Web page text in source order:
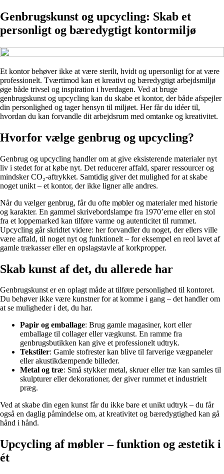
Genbrugskunst og upcycling: Skab et
personligt og bæredygtigt kontormiljø
Et kontor behøver ikke at være sterilt, hvidt og upersonligt for at være
professionelt. Tværtimod kan et kreativt og bæredygtigt arbejdsmiljø
øge både trivsel og inspiration i hverdagen. Ved at bruge
genbrugskunst og upcycling kan du skabe et kontor, der både afspejler
din personlighed og tager hensyn til miljøet. Her får du idéer til,
hvordan du kan forvandle dit arbejdsrum med omtanke og kreativitet.
Hvorfor vælge genbrug og upcycling?
Genbrug og upcycling handler om at give eksisterende materialer nyt
liv i stedet for at købe nyt. Det reducerer affald, sparer ressourcer og
mindsker CO₂-aftrykket. Samtidig giver det mulighed for at skabe
noget unikt – et kontor, der ikke ligner alle andres.
Når du vælger genbrug, får du ofte møbler og materialer med historie
og karakter. En gammel skrivebordslampe fra 1970’erne eller en stol
fra et loppemarked kan tilføre varme og autenticitet til rummet.
Upcycling går skridtet videre: her forvandler du noget, der ellers ville
være affald, til noget nyt og funktionelt – for eksempel en reol lavet af
gamle trækasser eller en opslagstavle af korkpropper.
Skab kunst af det, du allerede har
Genbrugskunst er en oplagt måde at tilføre personlighed til kontoret.
Du behøver ikke være kunstner for at komme i gang – det handler om
at se muligheder i det, du har.
Papir og emballage: Brug gamle magasiner, kort eller
emballage til collager eller vægkunst. En ramme fra
genbrugsbutikken kan give et professionelt udtryk.
Tekstiler: Gamle stofrester kan blive til farverige vægpaneler
eller akustikdæmpende billeder.
Metal og træ: Små stykker metal, skruer eller træ kan samles til
skulpturer eller dekorationer, der giver rummet et industrielt
præg.
Ved at skabe din egen kunst får du ikke bare et unikt udtryk – du får
også en daglig påmindelse om, at kreativitet og bæredygtighed kan gå
hånd i hånd.
Upcycling af møbler – funktion og æstetik i
ét